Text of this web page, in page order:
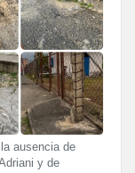
ausencia de
y de